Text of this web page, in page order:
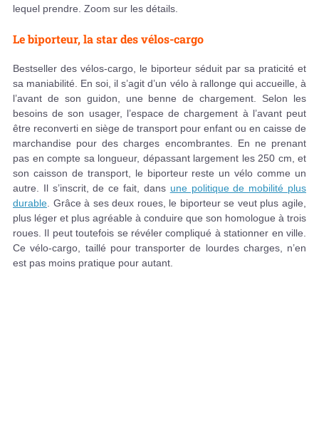
lequel prendre. Zoom sur les détails.
Le biporteur, la star des vélos-cargo
Bestseller des vélos-cargo, le biporteur séduit par sa praticité et
sa maniabilité. En soi, il s’agit d’un vélo à rallonge qui accueille, à
l’avant de son guidon, une benne de chargement. Selon les
besoins de son usager, l’espace de chargement à l’avant peut
être reconverti en siège de transport pour enfant ou en caisse de
marchandise pour des charges encombrantes. En ne prenant
pas en compte sa longueur, dépassant largement les 250 cm, et
son caisson de transport, le biporteur reste un vélo comme un
autre. Il s’inscrit, de ce fait, dans une politique de mobilité plus
durable . Grâce à ses deux roues, le biporteur se veut plus agile,
plus léger et plus agréable à conduire que son homologue à trois
roues. Il peut toutefois se révéler compliqué à stationner en ville.
Ce vélo-cargo, taillé pour transporter de lourdes charges, n’en
est pas moins pratique pour autant.